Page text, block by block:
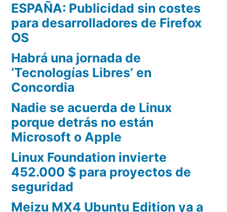
ESPAÑA: Publicidad sin costes
para desarrolladores de Firefox
OS
Habrá una jornada de
‘Tecnologías Libres’ en
Concordia
Nadie se acuerda de Linux
porque detrás no están
Microsoft o Apple
Linux Foundation invierte
452.000 $ para proyectos de
seguridad
Meizu MX4 Ubuntu Edition ya a